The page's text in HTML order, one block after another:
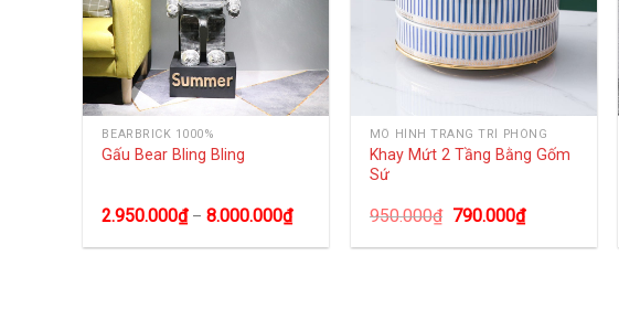
BEARBRICK 1000%
Gấu Bear Bling Bling
2.950.000₫–8.000.000₫
MÔ HÌNH TRANG TRÍ PHÒNG
Khay Mứt 2 Tầng Bằng Gốm
Sứ
950.000₫ 790.000₫